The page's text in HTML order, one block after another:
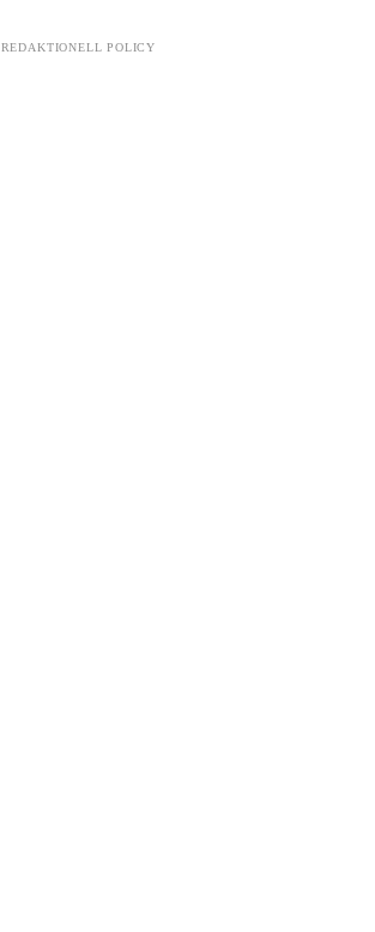
REDAKTIONELL POLICY